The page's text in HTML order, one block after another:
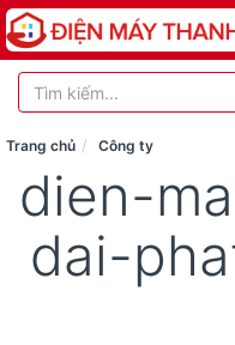
Trang chủ Công ty
dien-
dai-